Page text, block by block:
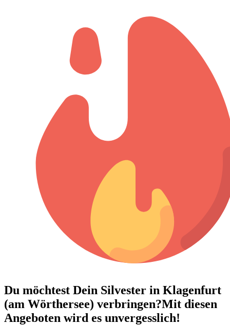
Du möchtest Dein Silvester in Klagenfurt
(am Wörthersee) verbringen?Mit diesen
Angeboten wird es unvergesslich!